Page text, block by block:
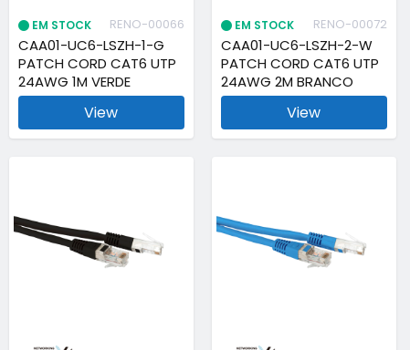
EM STOCK RENO-00066
CAA01-UC6-LSZH-1-G
PATCH CORD CAT6 UTP
24AWG 1M VERDE
View
EM STOCK RENO-00072
CAA01-UC6-LSZH-2-W
PATCH CORD CAT6 UTP
24AWG 2M BRANCO
View